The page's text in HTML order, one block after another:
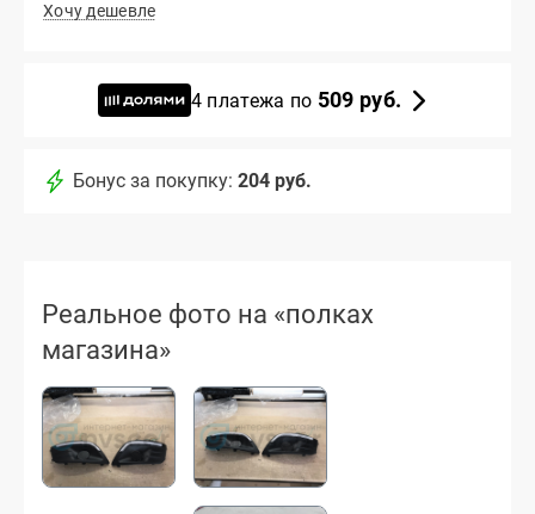
Хочу дешевле
4 платежа по 509 руб.
Бонус за покупку: 204 руб.
Реальное фото на «полках
магазина»